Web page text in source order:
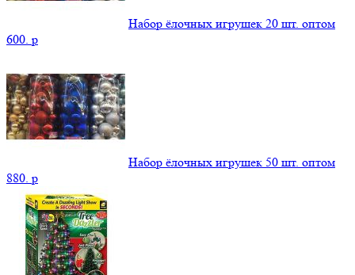
Набор ёлочных игрушек 20 шт. оптом
600. p
Набор ёлочных игрушек 50 шт. оптом
880. p